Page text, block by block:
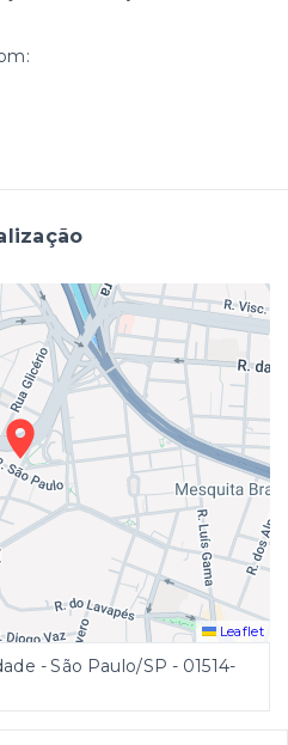
Leaflet
- São Paulo/SP - 01514-